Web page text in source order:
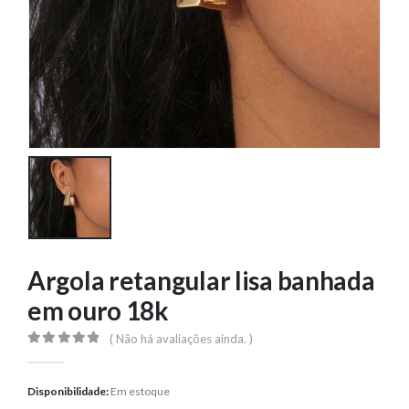
Argola retangular lisa banhada
em ouro 18k
( Não há avaliações ainda. )
Disponibilidade: Em estoque